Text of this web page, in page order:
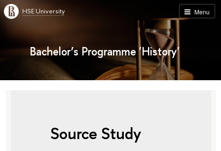
Menu
HSE University
Bachelor’s Programme 'History'
Source Study